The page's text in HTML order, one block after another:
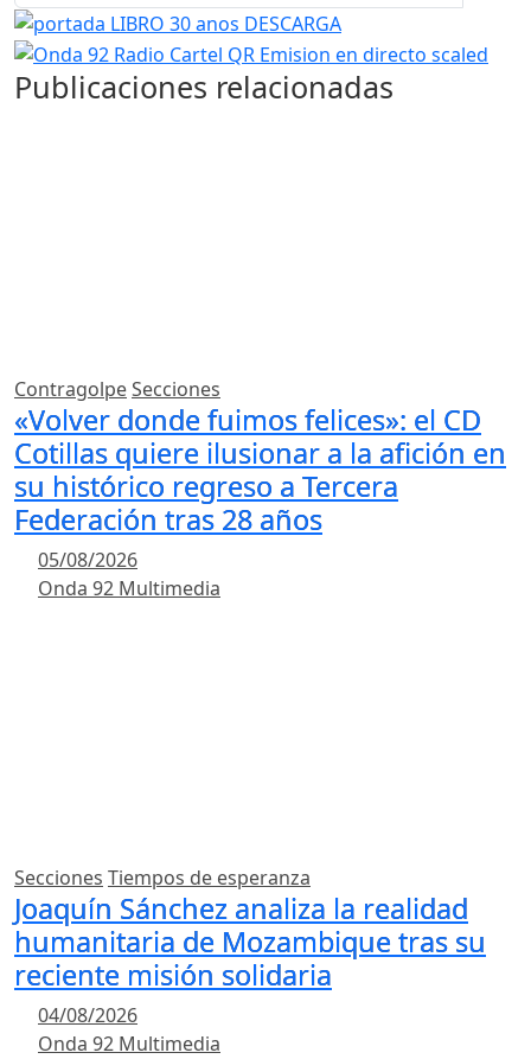
Publicaciones relacionadas
ContragolpeSecciones
«Volver donde fuimos felices»: el CD
Cotillas quiere ilusionar a la afición en
su histórico regreso a Tercera
Federación tras 28 años
05/08/2026
Onda 92 Multimedia
Secciones Tiempos de esperanza
Joaquín Sánchez analiza la realidad
humanitaria de Mozambique tras su
reciente misión solidaria
04/08/2026
Onda 92 Multimedia